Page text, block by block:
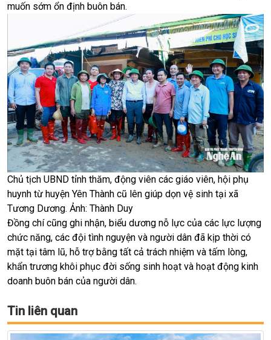
muốn sớm ổn định buôn bán.
Chủ tịch UBND tỉnh thăm, động viên các giáo viên, hội phụ
huynh từ huyện Yên Thành cũ lên giúp dọn vệ sinh tại xã
Tương Dương. Ảnh: Thành Duy
Đồng chí cũng ghi nhận, biểu dương nỗ lực của các lực lượng
chức năng, các đội tình nguyện và người dân đã kịp thời có
mặt tại tâm lũ, hỗ trợ bằng tất cả trách nhiệm và tấm lòng,
khẩn trương khôi phục đời sống sinh hoạt và hoạt động kinh
doanh buôn bán của người dân.
Tin liên quan